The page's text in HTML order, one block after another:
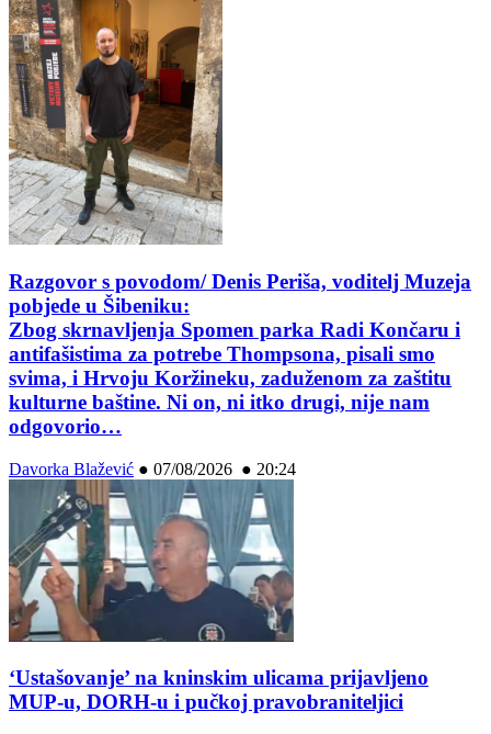
Razgovor s povodom/ Denis Periša, voditelj Muzeja
pobjede u Šibeniku:
Zbog skrnavljenja Spomen parka Radi Končaru i
antifašistima za potrebe Thompsona, pisali smo
svima, i Hrvoju Koržineku, zaduženom za zaštitu
kulturne baštine. Ni on, ni itko drugi, nije nam
odgovorio…
Davorka Blažević ● 07/08/2026 ● 20:24
‘Ustašovanje’ na kninskim ulicama prijavljeno
MUP-u, DORH-u i pučkoj pravobraniteljici